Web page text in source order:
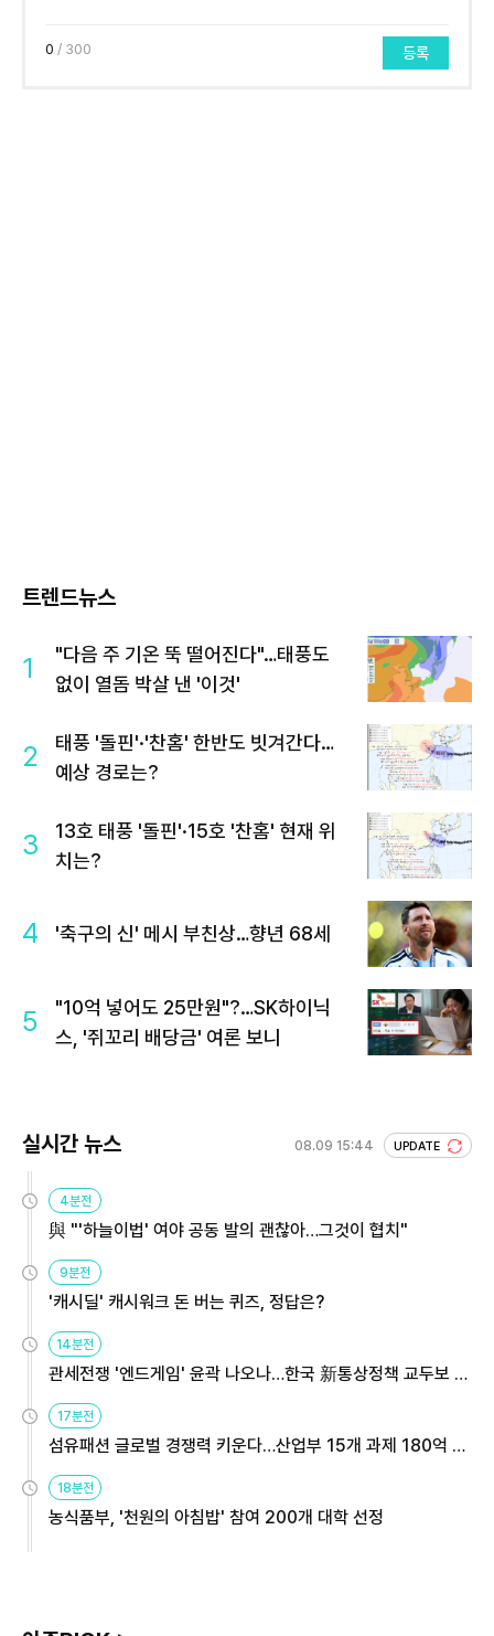
0 / 300 등록
트렌드뉴스
1
"다음 주 기온 뚝 떨어진다"…태풍도
없이 열돔 박살 낸 '이것'
2
태풍 '돌핀'·'찬홈' 한반도 빗겨간다…
예상 경로는?
3
13호 태풍 '돌핀'·15호 '찬홈' 현재 위
치는?
4 '축구의 신' 메시 부친상…향년 68세
5
"10억 넣어도 25만원"?…SK하이닉
스, '쥐꼬리 배당금' 여론 보니
실시간 뉴스 08.09 15:44 UPDATE
4분전
與 "'하늘이법' 여야 공동 발의 괜찮아…그것이 협치"
9분전
'캐시딜' 캐시워크 돈 버는 퀴즈, 정답은?
14분전
관세전쟁 '엔드게임' 윤곽 나오나…한국 新통상정책 교두보 활
17분전
섬유패션 글로벌 경쟁력 키운다…산업부 15개 과제 180억 지
18분전
농식품부, '천원의 아침밥' 참여 200개 대학 선정